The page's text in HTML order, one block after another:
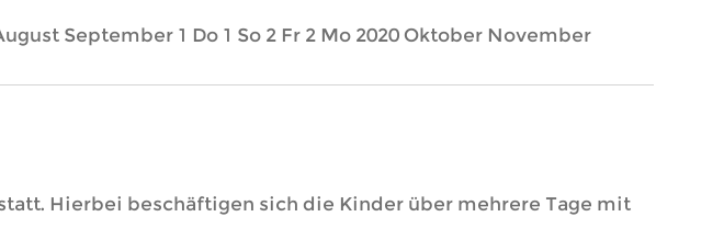
September 1 Do 1 So 2 Fr 2 Mo 2020 Oktober November
Hierbei beschäftigen sich die Kinder über mehrere Tage mit